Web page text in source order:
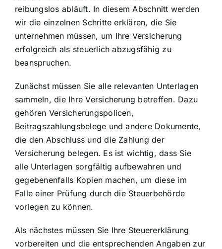
reibungslos abläuft. In diesem Abschnitt werden
wir die einzelnen Schritte erklären, die Sie
unternehmen müssen, um Ihre Versicherung
erfolgreich als steuerlich abzugsfähig zu
beanspruchen.
Zunächst müssen Sie alle relevanten Unterlagen
sammeln, die Ihre Versicherung betreffen. Dazu
gehören Versicherungspolicen,
Beitragszahlungsbelege und andere Dokumente,
die den Abschluss und die Zahlung der
Versicherung belegen. Es ist wichtig, dass Sie
alle Unterlagen sorgfältig aufbewahren und
gegebenenfalls Kopien machen, um diese im
Falle einer Prüfung durch die Steuerbehörde
vorlegen zu können.
Als nächstes müssen Sie Ihre Steuererklärung
vorbereiten und die entsprechenden Angaben zur